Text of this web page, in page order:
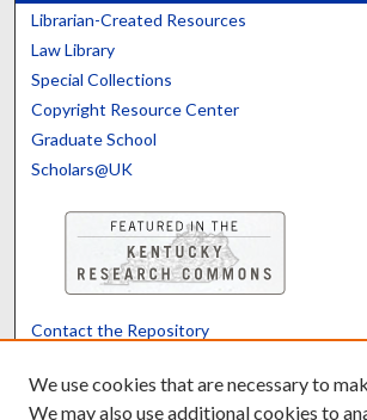
Librarian-Created Resources
Law Library
Special Collections
Copyright Resource Center
Graduate School
Scholars@UK
Contact the Repository
We use cookies that are necessary to
We may also use additional cookies to